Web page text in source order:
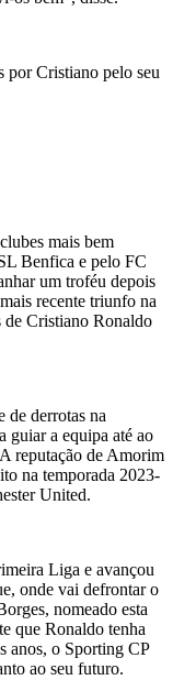
por Cristiano pelo seu
mais bem
Benfica e pelo FC
um troféu depois
recente triunfo na
de Cristiano Ronaldo
de derrotas na
guiar a equipa até ao
reputação de Amorim
na temporada 2023-
United.
Liga e avançou
onde vai defrontar o
nomeado esta
que Ronaldo tenha
anos, o Sporting CP
ao seu futuro.